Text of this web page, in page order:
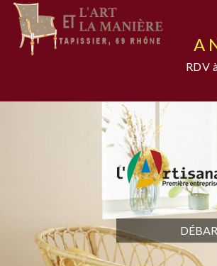
RDV